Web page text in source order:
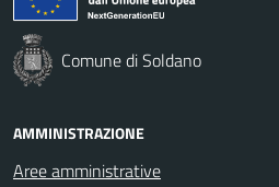
Comune di Soldano
AMMINISTRAZIONE
Aree amministrative